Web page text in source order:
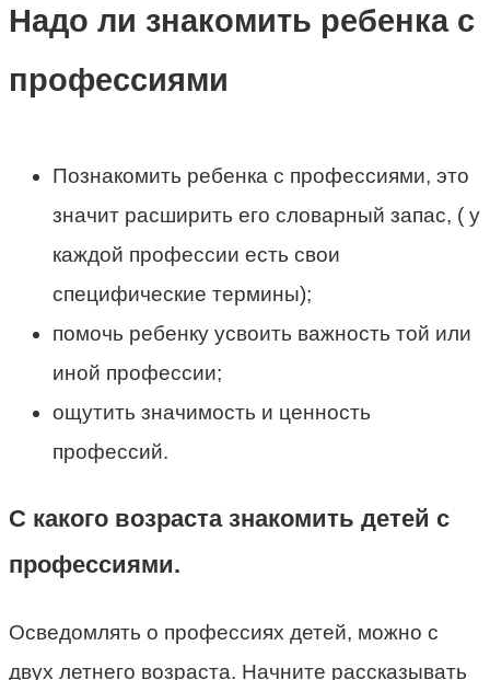
Надо ли знакомить ребенка с
профессиями
Познакомить ребенка с профессиями, это
значит расширить его словарный запас, ( у
каждой профессии есть свои
специфические термины);
помочь ребенку усвоить важность той или
иной профессии;
ощутить значимость и ценность
профессий.
С какого возраста знакомить детей с
профессиями.
Осведомлять о профессиях детей, можно с
двух летнего возраста. Начните рассказывать